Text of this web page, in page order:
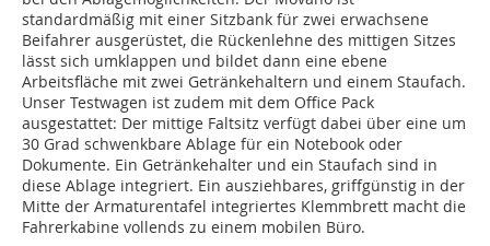
standardmäßig mit einer Sitzbank für zwei erwachsene
Beifahrer ausgerüstet, die Rückenlehne des mittigen Sitzes
lässt sich umklappen und bildet dann eine ebene
Arbeitsfläche mit zwei Getränkehaltern und einem Staufach.
Unser Testwagen ist zudem mit dem Office Pack
ausgestattet: Der mittige Faltsitz verfügt dabei über eine um
30 Grad schwenkbare Ablage für ein Notebook oder
Dokumente. Ein Getränkehalter und ein Staufach sind in
diese Ablage integriert. Ein ausziehbares, griffgünstig in der
Mitte der Armaturentafel integriertes Klemmbrett macht die
Fahrerkabine vollends zu einem mobilen Büro.